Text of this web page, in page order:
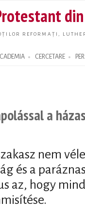
main
REFORMAȚI,
CERCETARE
a
nem
és a
az, hogy